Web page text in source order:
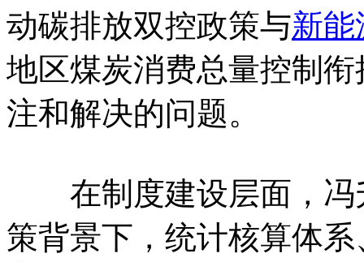
动碳排放双控政策与新能
地区煤炭消费总量控制
注和解决的问题。
在制度建设层面，冯
策背景下，统计核算体